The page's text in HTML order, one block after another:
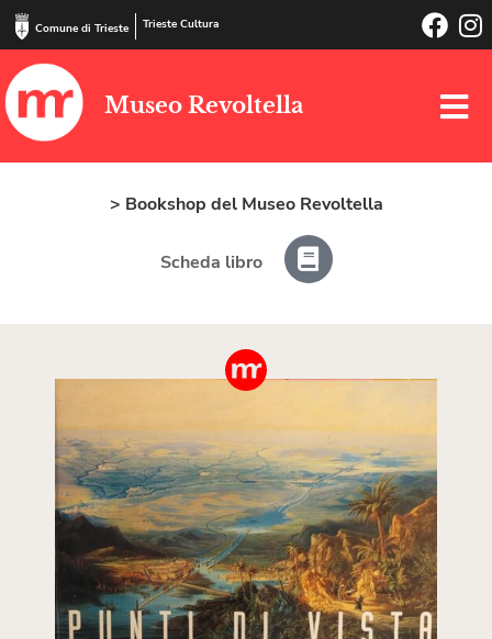
Comune di Trieste Trieste Cultura
Museo Revoltella
> Bookshop del Museo Revoltella
Scheda libro